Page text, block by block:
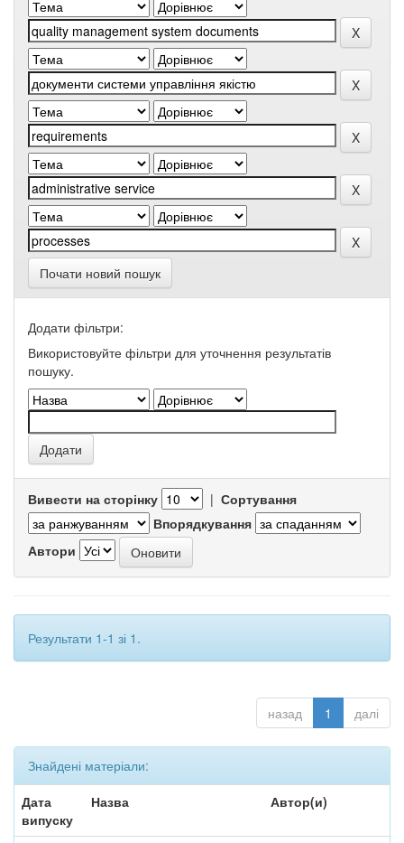
Почати новий пошук
Додати фільтри:
Використовуйте фільтри для уточнення результатів
пошуку.
Вивести на сторінку | Сортування
Впорядкування
Автори
Результати 1-1 зі 1.
назад 1 далі
Знайдені матеріали:
Дата
випуску
Назва Автор(и)